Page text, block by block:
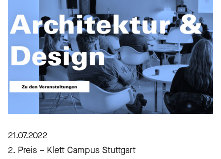
21.07.2022
2. Preis – Klett Campus Stuttgart